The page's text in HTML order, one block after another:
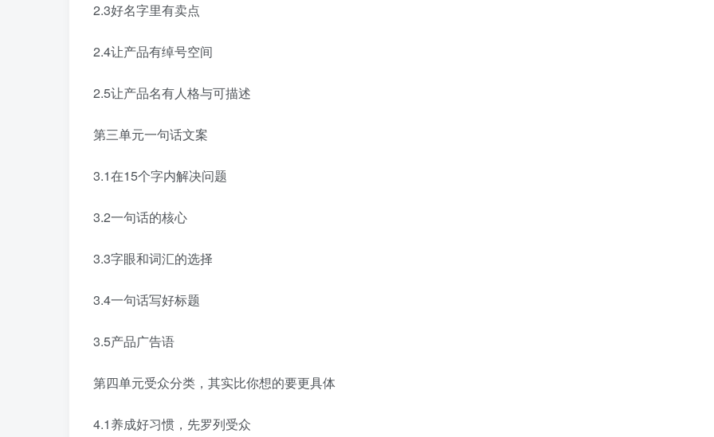
2.3好名字里有卖点
2.4让产品有绰号空间
2.5让产品名有人格与可描述
第三单元一句话文案
3.1在15个字内解决问题
3.2一句话的核心
3.3字眼和词汇的选择
3.4一句话写好标题
3.5产品广告语
第四单元受众分类，其实比你想的要更具体
4.1养成好习惯，先罗列受众